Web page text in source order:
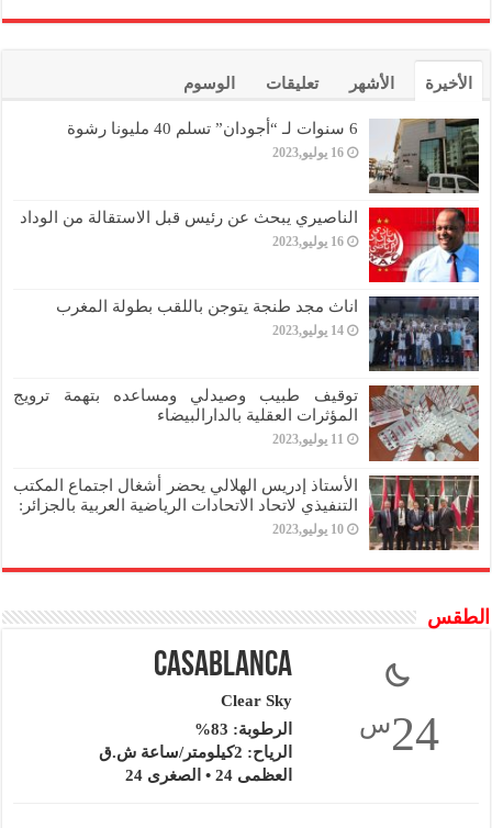
الأخيرة الأشهر تعليقات الوسوم
6 سنوات لـ “أجودان” تسلم 40 مليونا رشوة
16 يوليو,2023
الناصيري يبحث عن رئيس قبل الاستقالة من الوداد
16 يوليو,2023
اناث مجد طنجة يتوجن باللقب بطولة المغرب
14 يوليو,2023
توقيف طبيب وصيدلي ومساعده بتهمة ترويج
المؤثرات العقلية بالدارالبيضاء
11 يوليو,2023
الأستاذ إدريس الهلالي يحضر أشغال اجتماع المكتب
التنفيذي لاتحاد الاتحادات الرياضية العربية بالجزائر:
10 يوليو,2023
الطقس
24س
Casablanca
Clear Sky
الرطوبة: 83%
الرياح: 2كيلومتر/ساعة ش.ق
العظمى 24 • الصغرى 24